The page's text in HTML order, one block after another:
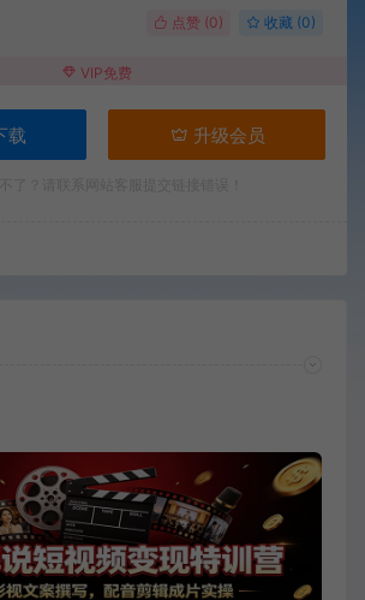
点赞 (0) 收藏 (0)
VIP免费
载 升级会员